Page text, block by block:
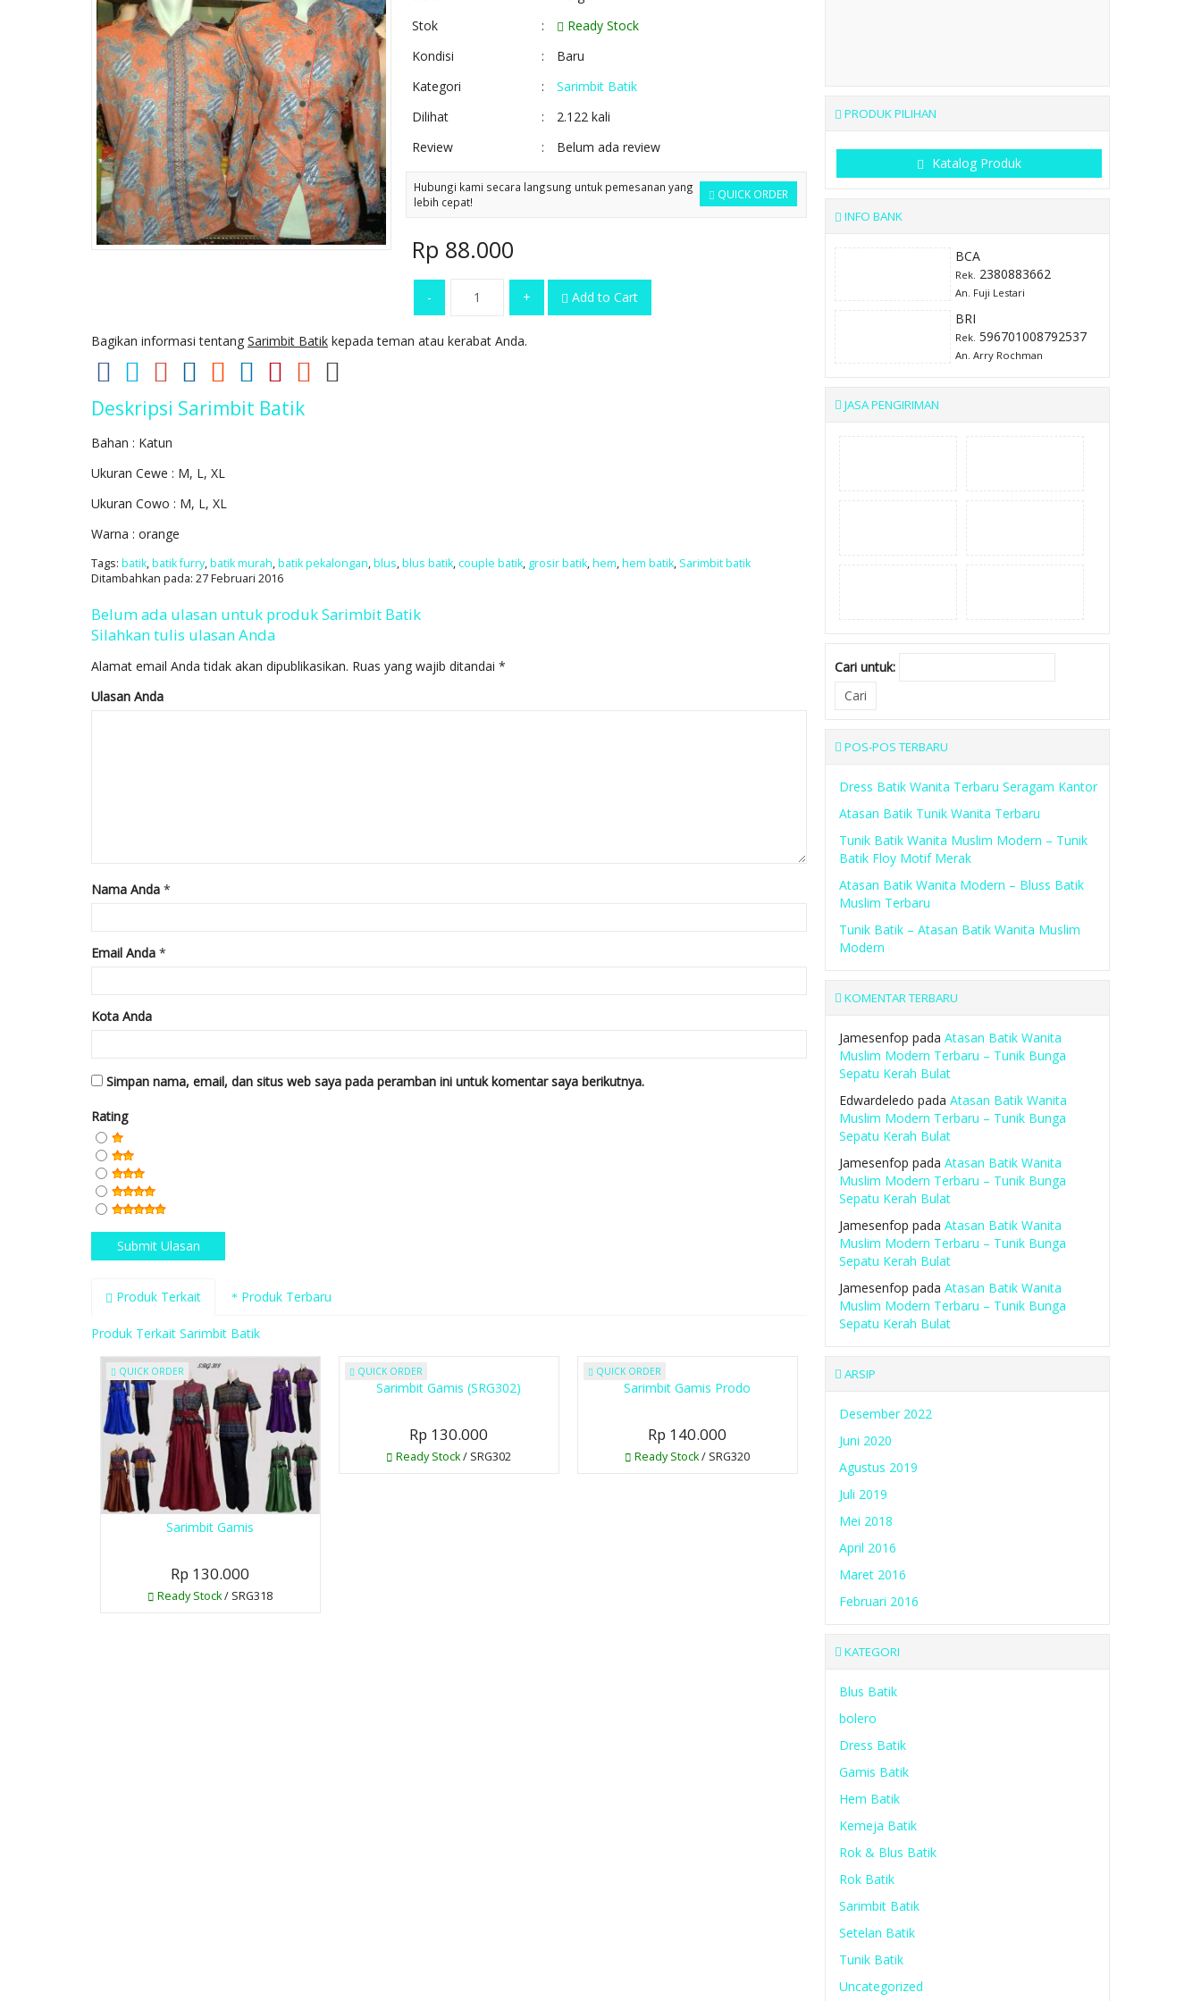
Stok
:
Ready Stock
Kondisi
:
Baru
Kategori
:
Sarimbit Batik
Dilihat
:
2.122 kali
Review
: Belum ada review
QUICK ORDER
Hubungi kami secara langsung untuk pemesanan yang
lebih cepat!
Rp 88.000
- + Add to Cart
Bagikan informasi tentang Sarimbit Batik kepada teman atau kerabat Anda.
Deskripsi Sarimbit Batik
Bahan : Katun
Ukuran Cewe : M, L, XL
Ukuran Cowo : M, L, XL
Warna : orange
Tags: batik,batik furry,batik murah,batik pekalongan,blus,blus batik,couple batik, grosir batik,hem,hem batik, Sarimbit batik
Ditambahkan pada: 27 Februari 2016
Belum ada ulasan untuk produk Sarimbit Batik
Silahkan tulis ulasan Anda
Alamat email Anda tidak akan dipublikasikan. Ruas yang wajib ditandai *
Ulasan Anda
Nama Anda *
Email Anda *
Kota Anda
Simpan nama, email, dan situs web saya pada peramban ini untuk komentar saya berikutnya.
Rating
Produk Terkait Produk Terbaru
Produk Terkait Sarimbit Batik
QUICK ORDER
Sarimbit Gamis
Rp 130.000
Ready Stock/ SRG318
QUICK ORDER
Sarimbit Gamis (SRG302)
Rp 130.000
Ready Stock/ SRG302
QUICK ORDER
Sarimbit Gamis Prodo
Rp 140.000
Ready Stock/ SRG320
PRODUK PILIHAN
Katalog Produk
INFO BANK
BCA
Rek. 2380883662
An. Fuji Lestari
BRI
Rek. 596701008792537
An. Arry Rochman
JASA PENGIRIMAN
Cari untuk:
POS-POS TERBARU
Dress Batik Wanita Terbaru Seragam Kantor
Atasan Batik Tunik Wanita Terbaru
Tunik Batik Wanita Muslim Modern – Tunik
Batik Floy Motif Merak
Atasan Batik Wanita Modern – Bluss Batik
Muslim Terbaru
Tunik Batik – Atasan Batik Wanita Muslim
Modern
KOMENTAR TERBARU
Jamesenfop pada Atasan Batik Wanita
Muslim Modern Terbaru – Tunik Bunga
Sepatu Kerah Bulat
Edwardeledo pada Atasan Batik Wanita
Muslim Modern Terbaru – Tunik Bunga
Sepatu Kerah Bulat
Jamesenfop pada Atasan Batik Wanita
Muslim Modern Terbaru – Tunik Bunga
Sepatu Kerah Bulat
Jamesenfop pada Atasan Batik Wanita
Muslim Modern Terbaru – Tunik Bunga
Sepatu Kerah Bulat
Jamesenfop pada Atasan Batik Wanita
Muslim Modern Terbaru – Tunik Bunga
Sepatu Kerah Bulat
ARSIP
Desember 2022
Juni 2020
Agustus 2019
Juli 2019
Mei 2018
April 2016
Maret 2016
Februari 2016
KATEGORI
Blus Batik
bolero
Dress Batik
Gamis Batik
Hem Batik
Kemeja Batik
Rok & Blus Batik
Rok Batik
Sarimbit Batik
Setelan Batik
Tunik Batik
Uncategorized